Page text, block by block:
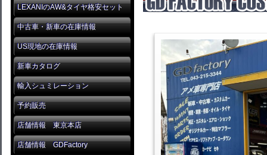
LEXANIのAW&タイヤ格安セット
中古車・新車の在庫情報
US現地の在庫情報
新車カタログ
輸入シュミレーション
予約販売
店舗情報 東京本店
店舗情報 GDFactory